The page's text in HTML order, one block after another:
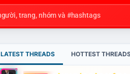
LATEST THREADS HOTTEST